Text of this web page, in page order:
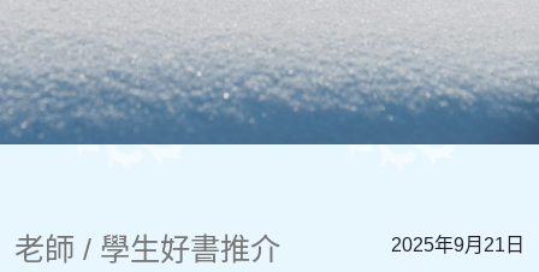
老師 / 學生好書推介 2025年9月21日